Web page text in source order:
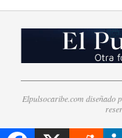
Elpulsocaribe.com diseñado